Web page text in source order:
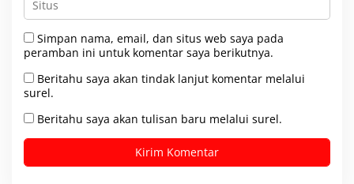
Simpan nama, email, dan situs web saya pada
peramban ini untuk komentar saya berikutnya.
Beritahu saya akan tindak lanjut komentar melalui
surel.
Beritahu saya akan tulisan baru melalui surel.